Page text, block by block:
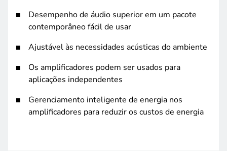
Desempenho de áudio superior em um pacote
contemporâneo fácil de usar
Ajustável às necessidades acústicas do ambiente
Os amplificadores podem ser usados para
aplicações independentes
Gerenciamento inteligente de energia nos
amplificadores para reduzir os custos de energia